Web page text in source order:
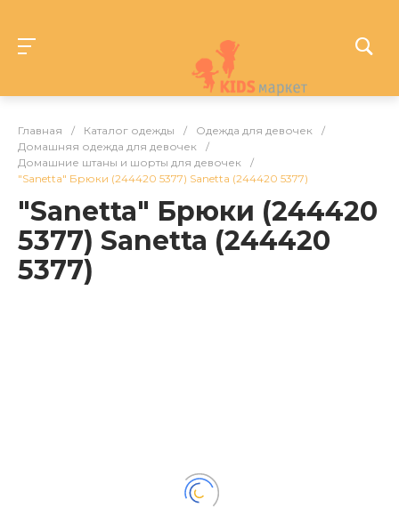
Главная / Каталог одежды / Одежда для девочек
/
Домашняя одежда для девочек
/
Домашние штаны и шорты для девочек
/
"Sanetta" Брюки (244420 5377) Sanetta (244420 5377)
"Sanetta" Брюки (244420
5377) Sanetta (244420
5377)